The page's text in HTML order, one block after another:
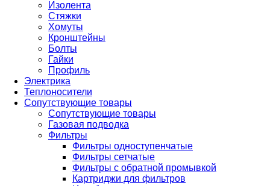
Изолента
Стяжки
Хомуты
Кронштейны
Болты
Гайки
Профиль
Электрика
Теплоносители
Сопутствующие товары
Сопутствующие товары
Газовая подводка
Фильтры
Фильтры одноступенчатые
Фильтры сетчатые
Фильтры с обратной промывкой
Картриджи для фильтров